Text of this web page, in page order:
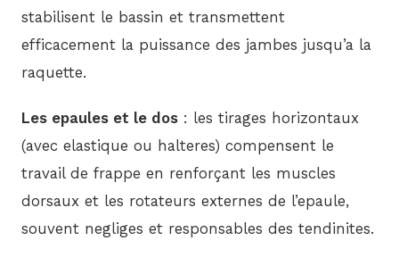
stabilisent le bassin et transmettent
efficacement la puissance des jambes jusqu’a la
raquette.
Les epaules et le dos : les tirages horizontaux
(avec elastique ou halteres) compensent le
travail de frappe en renforçant les muscles
dorsaux et les rotateurs externes de l’epaule,
souvent negliges et responsables des tendinites.